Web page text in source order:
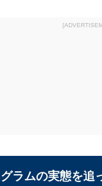
ラムの実態を追